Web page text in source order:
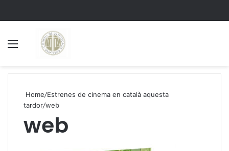
Home/Estrenes de cinema en català aquesta
tardor/web
web